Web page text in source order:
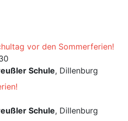
vor den Sommerferien!
Schule, Dillenburg
Schule, Dillenburg